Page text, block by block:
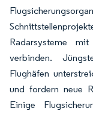
Radarsysteme
verbinden.
Flughäfen
und fordern neue
Einige